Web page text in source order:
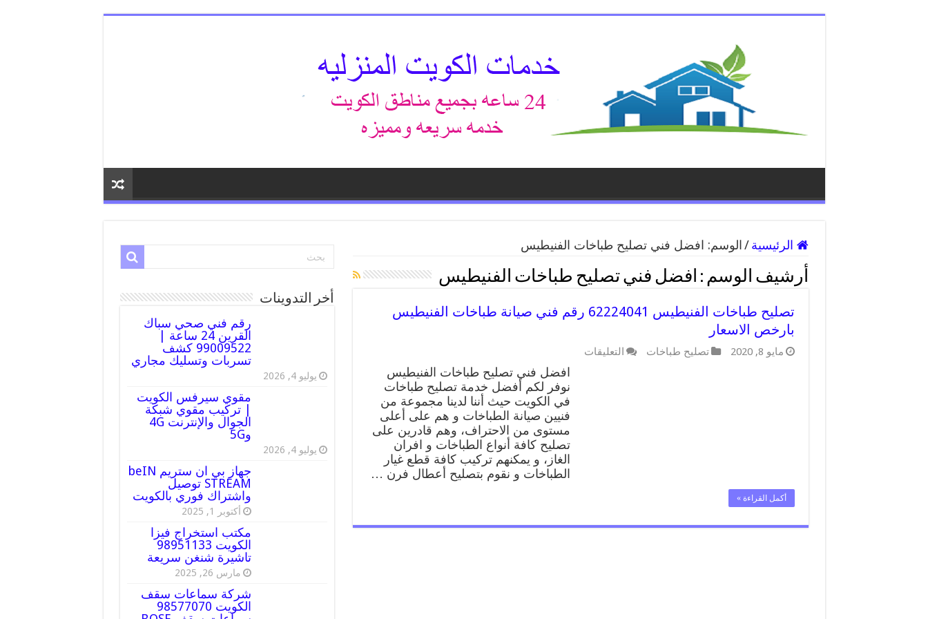
الرئيسية / الوسم: افضل فني تصليح طباخات الفنيطيس
أرشيف الوسم : افضل فني تصليح طباخات الفنيطيس
تصليح طباخات الفنيطيس 62224041 رقم فني صيانة طباخات الفنيطيس
بارخص الاسعار
مايو 8, 2020 تصليح طباخات التعليقات
طباخات
الفنيطيس
62224041
رقم
صيانة
طباخات
الفنيطيس
بارخص
افضل فني تصليح طباخات الفنيطيس
نوفر لكم أفضل خدمة تصليح طباخات
في الكويت حيث أننا لدينا مجموعة من
فنيين صيانة الطباخات و هم على أعلى
مستوى من الاحتراف، وهم قادرين على
تصليح كافة أنواع الطباخات و افران
الغاز، و يمكنهم تركيب كافة قطع غيار
الطباخات و نقوم بتصليح أعطال فرن …
أكمل القراءة »
أخر التدوينات
رقم فني صحي سباك
القرين 24 ساعة |
99009522 كشف
تسربات وتسليك مجاري
يوليو 4, 2026
مقوي سيرفس الكويت
| تركيب مقوي شبكة
الجوال والإنترنت 4G
و5G
يوليو 4, 2026
جهاز بي ان ستريم beIN
STREAM توصيل
واشتراك فوري بالكويت
أكتوبر 1, 2025
مكتب استخراج فيزا
الكويت 98951133
تاشيرة شنغن سريعة
مارس 26, 2025
شركة سماعات سقف
الكويت 98577070